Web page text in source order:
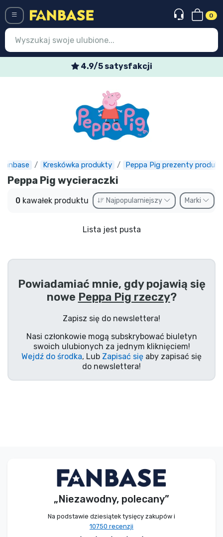
0
4.9/5 satysfakcji
Fanbase Kreskówka produkty Peppa Pig prezenty
Peppa Pig wycieraczki
0 kawałek produktu Najpopularniejszy Marki
Lista jest pusta
Powiadamiać mnie, gdy pojawią się
nowe Peppa Pig rzeczy?
Zapisz się do newslettera!
Nasi członkowie mogą subskrybować biuletyn
swoich ulubionych za jednym kliknięciem!
Wejdź do środka, Lub Zapisać się aby zapisać się
do newslettera!
„Niezawodny, polecany”
Na podstawie dziesiątek tysięcy zakupów i
10750 recenzji
Najnowsze rzeczy
Oferty specjalne
Doręczenie ekspresowe
Przedsprzedaż
Outlet produkty
Wysyłka i płatność
Rzeczy seryjne
Rzeczy filmowe
Wspaniałe rzeczy
Rzeczy z anime
Rzeczy dla graczy